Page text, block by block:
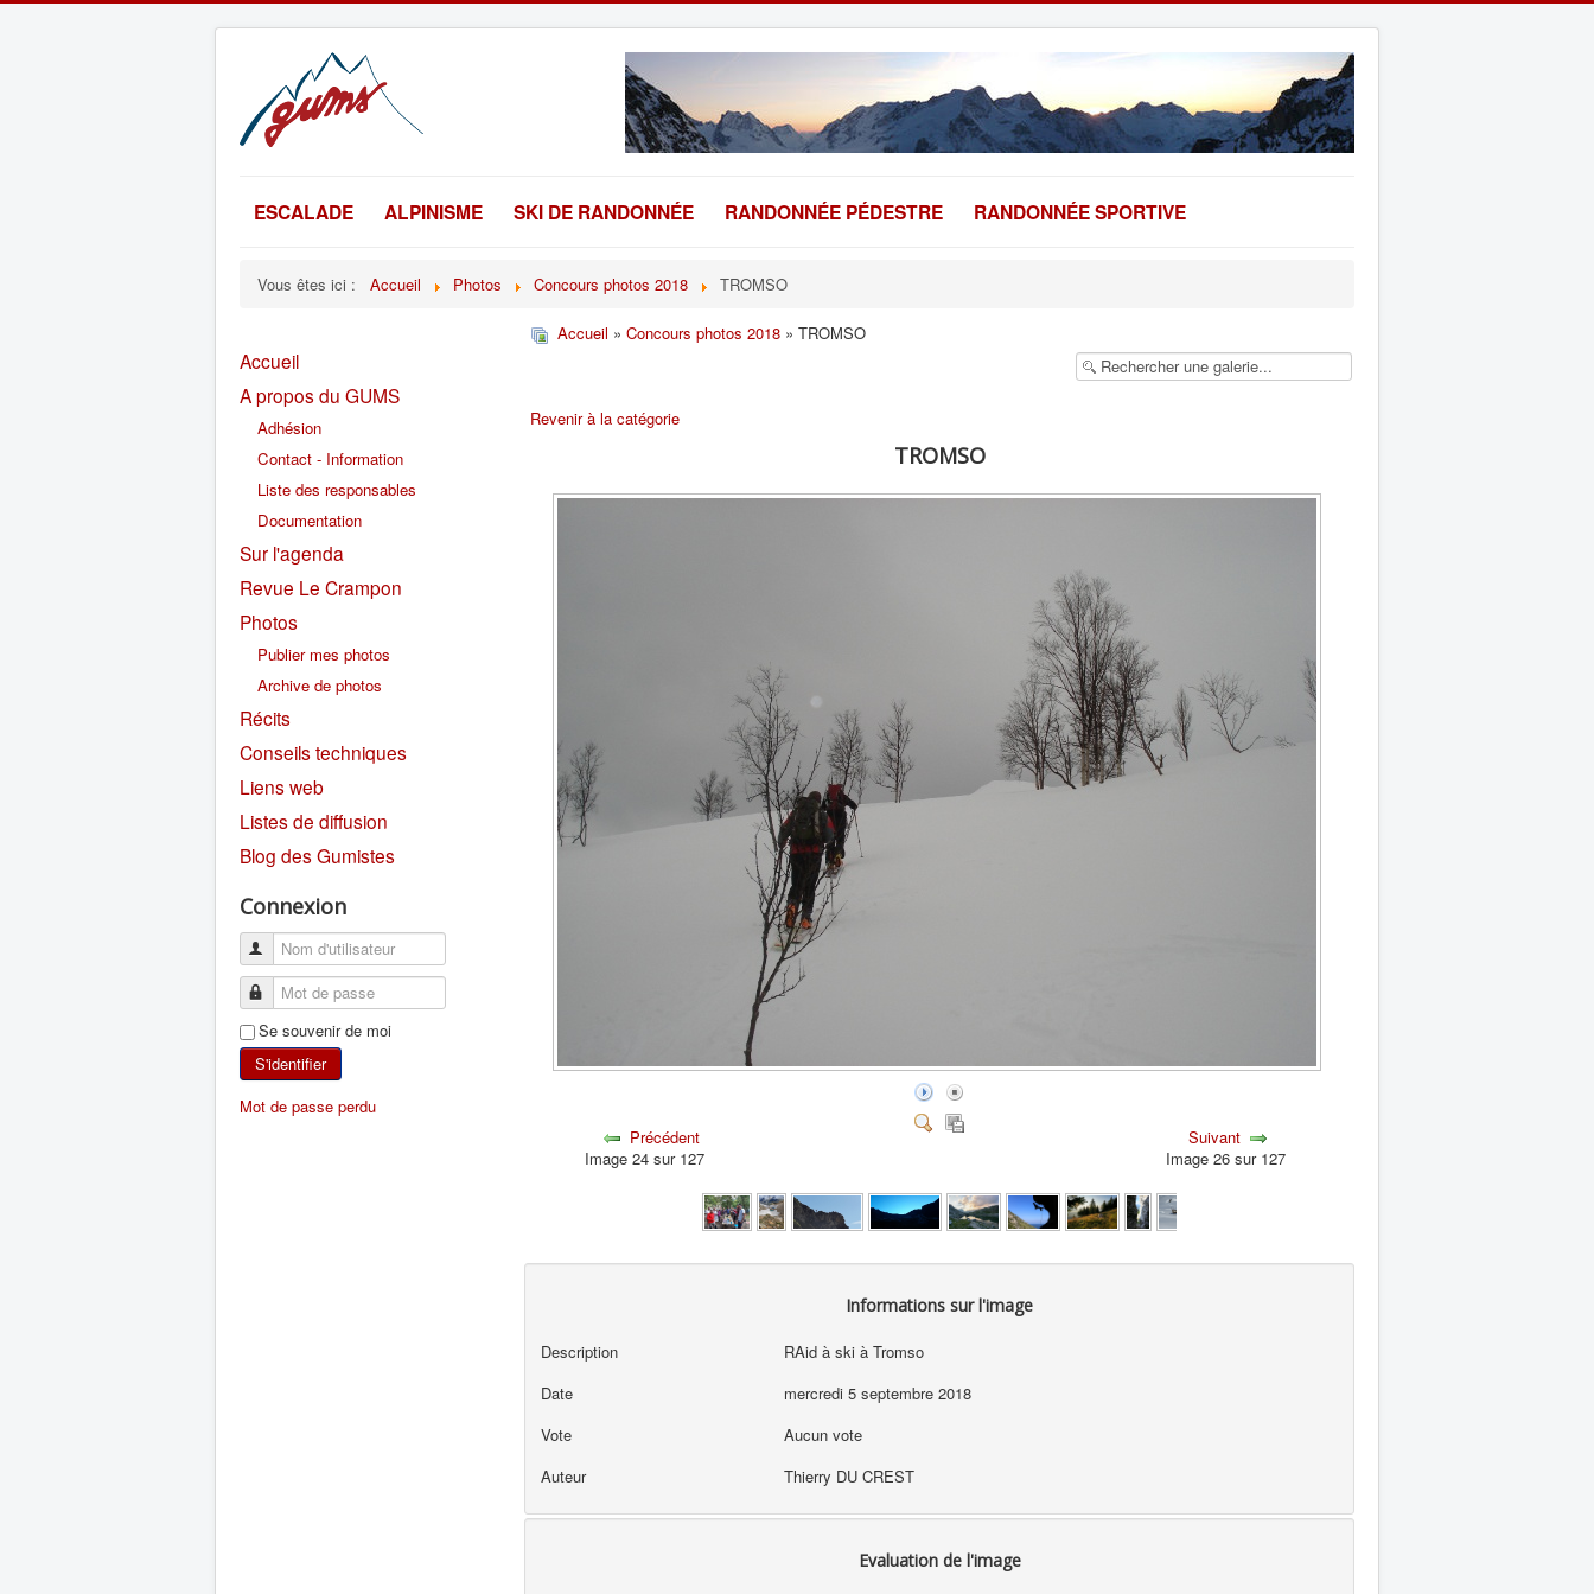
ESCALADE ALPINISME SKI DE RANDONNÉE RANDONNÉE PÉDESTRE RANDONNÉE SPORTIVE
Vous êtes ici : Accueil Photos Concours photos 2018 TROMSO
Accueil
A propos du GUMS
Adhésion
Contact - Information
Liste des responsables
Documentation
Sur l'agenda
Revue Le Crampon
Photos
Publier mes photos
Archive de photos
Récits
Conseils techniques
Liens web
Listes de diffusion
Blog des Gumistes
Connexion
Se souvenir de moi
S'identifier
Mot de passe perdu
Accueil » Concours photos 2018 » TROMSO
Revenir à la catégorie
TROMSO
Précédent
Image 24 sur 127
Suivant
Image 26 sur 127
Informations sur l'image
Description
RAid à ski à Tromso
Date
mercredi 5 septembre 2018
Vote
Aucun vote
Auteur
Thierry DU CREST
Evaluation de l'image